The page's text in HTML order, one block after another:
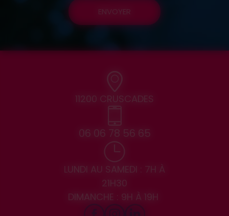
ENVOYER
11200 CRUSCADES
06 06 78 56 65
LUNDI AU SAMEDI : 7H À
21H30
DIMANCHE : 9H À 19H